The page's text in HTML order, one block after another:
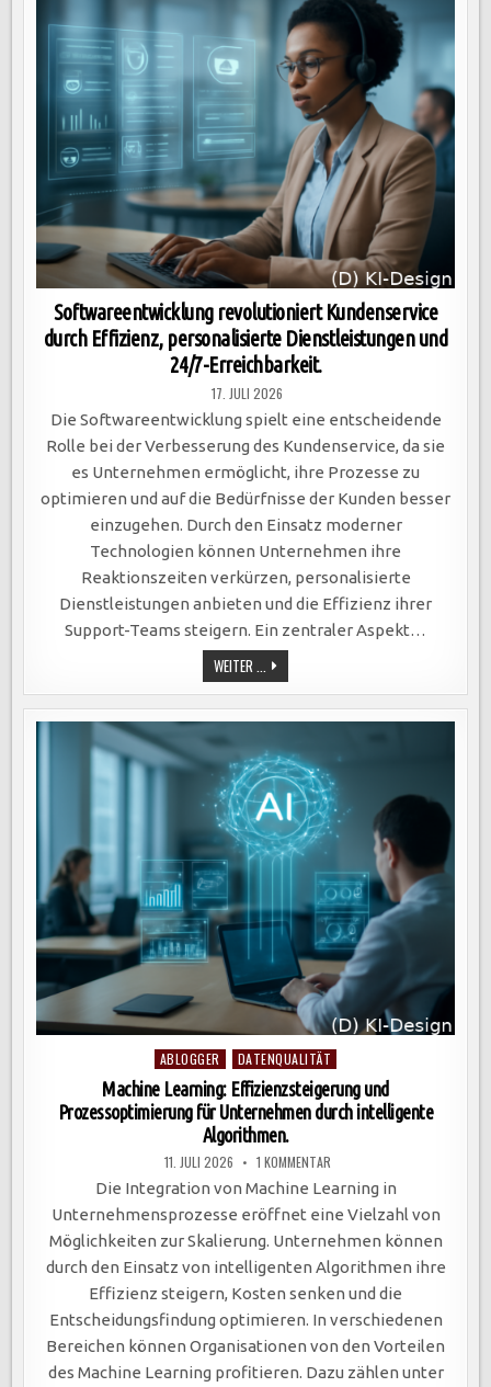
Softwareentwicklung revolutioniert Kundenservice
durch Effizienz, personalisierte Dienstleistungen und
24/7-Erreichbarkeit.
17. JULI 2026
Die Softwareentwicklung spielt eine entscheidende
Rolle bei der Verbesserung des Kundenservice, da sie
es Unternehmen ermöglicht, ihre Prozesse zu
optimieren und auf die Bedürfnisse der Kunden besser
einzugehen. Durch den Einsatz moderner
Technologien können Unternehmen ihre
Reaktionszeiten verkürzen, personalisierte
Dienstleistungen anbieten und die Effizienz ihrer
Support-Teams steigern. Ein zentraler Aspekt…
WEITER ... SOFTWAREENTWICKLUNG
REVOLUTIONIERT
KUNDENSERVICE
DURCH
EFFIZIENZ,
DIENSTLEISTUNGEN
UND
24/7-
ERREICHBARKEIT.
Posted
in
ABLOGGER DATENQUALITÄT
Machine Learning: Effizienzsteigerung und
Prozessoptimierung für Unternehmen durch intelligente
Algorithmen.
11. JULI 2026 1 KOMMENTARZU
MACHINE
LEARNING:
EFFIZIENZSTEIGERUNG
UND
PROZESSOPTIMIERUNG
FÜR
UNTERNEHMEN
DURCH
INTELLIGENTE
ALGORITHMEN.
Die Integration von Machine Learning in
Unternehmensprozesse eröffnet eine Vielzahl von
Möglichkeiten zur Skalierung. Unternehmen können
durch den Einsatz von intelligenten Algorithmen ihre
Effizienz steigern, Kosten senken und die
Entscheidungsfindung optimieren. In verschiedenen
Bereichen können Organisationen von den Vorteilen
des Machine Learning profitieren. Dazu zählen unter